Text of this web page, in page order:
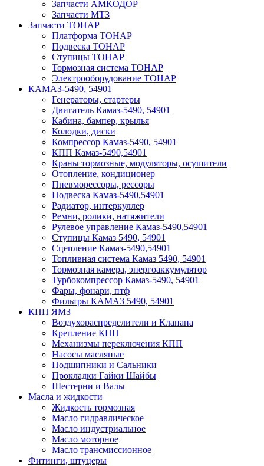
Запчасти АМКОДОР
Запчасти МТЗ
Запчасти ТОНАР
Платформа ТОНАР
Подвеска ТОНАР
Ступицы ТОНАР
Тормозная система ТОНАР
Электрооборудование ТОНАР
КАМАЗ-5490, 54901
Генераторы, стартеры
Двигатель Камаз-5490, 54901
Кабина, бампер, крылья
Колодки, диски
Компрессор Камаз-5490, 54901
КПП Камаз-5490,54901
Краны тормозные, модуляторы, осушители
Отопление, кондиционер
Пневморессоры, рессоры
Подвеска Камаз-5490,54901
Радиатор, интеркуллер
Ремни, ролики, натяжители
Рулевое управление Камаз-5490,54901
Ступицы Камаз 5490, 54901
Сцепление Камаз-5490,54901
Топливная система Камаз 5490, 54901
Тормозная камера, энергоаккумулятор
Турбокомпрессор Камаз-5490, 54901
Фары, фонари, птф
Фильтры КАМАЗ 5490, 54901
КПП ЯМЗ
Воздухораспределители и Клапана
Крепление КПП
Механизмы переключения КПП
Насосы масляные
Подшипники и Сальники
Прокладки Гайки Шайбы
Шестерни и Валы
Масла и жидкости
Жидкость тормозная
Масло гидравлическое
Масло индустриальное
Масло моторное
Масло трансмиссионное
Фитинги, штуцеры